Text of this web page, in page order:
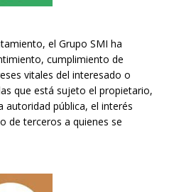
el Grupo SMI ha
cumplimiento de
vitales del interesado o
que está sujeto el propietario,
autoridad pública, el interés
de terceros a quienes se